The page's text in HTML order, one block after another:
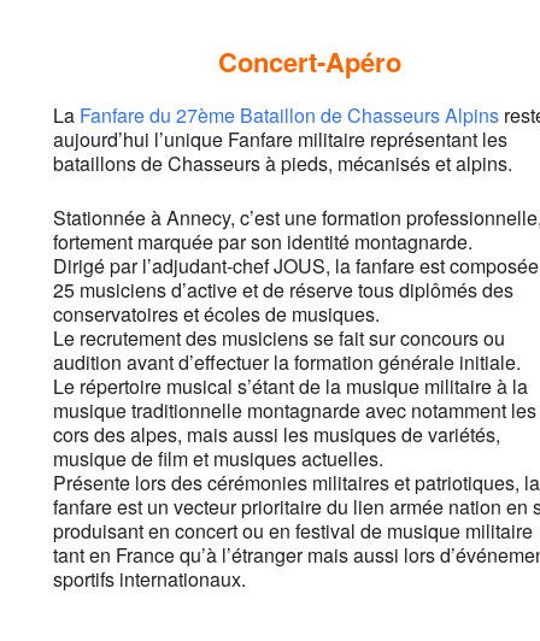
Concert-Apéro
La Fanfare du 27ème Bataillon de Chasseurs Alpins
aujourd’hui l’unique Fanfare militaire représentant les
bataillons de Chasseurs à pieds, mécanisés et alpins.
Stationnée à Annecy, c’est une formation
fortement marquée par son identité montagnarde.
Dirigé par l’adjudant-chef JOUS, la fanfare est
25 musiciens d’active et de réserve tous diplômés des
conservatoires et écoles de musiques.
Le recrutement des musiciens se fait sur concours ou
audition avant d’effectuer la formation générale initiale.
Le répertoire musical s’étant de la musique militaire à la
musique traditionnelle montagnarde avec notamment les
cors des alpes, mais aussi les musiques de variétés,
musique de film et musiques actuelles.
Présente lors des cérémonies militaires et patriotiques, la
fanfare est un vecteur prioritaire du lien armée nation en
produisant en concert ou en festival de musique militaire
tant en France qu’à l’étranger mais aussi lors
sportifs internationaux.